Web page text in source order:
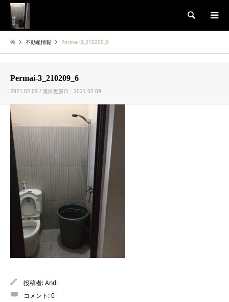
検索
不動産情報 Permai-3_210209_6
Permai-3_210209_6
2021.02.09 / 最終更新日：2021.02.09
投稿者:Andi
コメント:0